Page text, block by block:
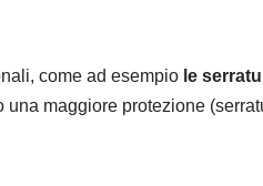
come ad esempio le
maggiore protezione